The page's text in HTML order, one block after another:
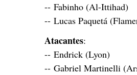
-- Fabinho (Al-Ittihad)
-- Lucas Paquetá
Atacantes:
-- Endrick (Lyon)
-- Gabriel Martinelli